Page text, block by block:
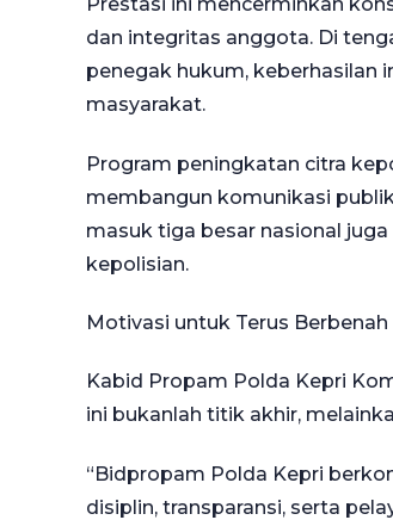
dan integritas anggota. Di
penegak hukum, keberhasilan
masyarakat.
Program peningkatan citra
membangun komunikasi
masuk tiga besar nasional
kepolisian.
Motivasi untuk Terus Berbenah
Kabid Propam Polda Kepri
ini bukanlah titik akhir,
“Bidpropam Polda Kepri
disiplin, transparansi, serta